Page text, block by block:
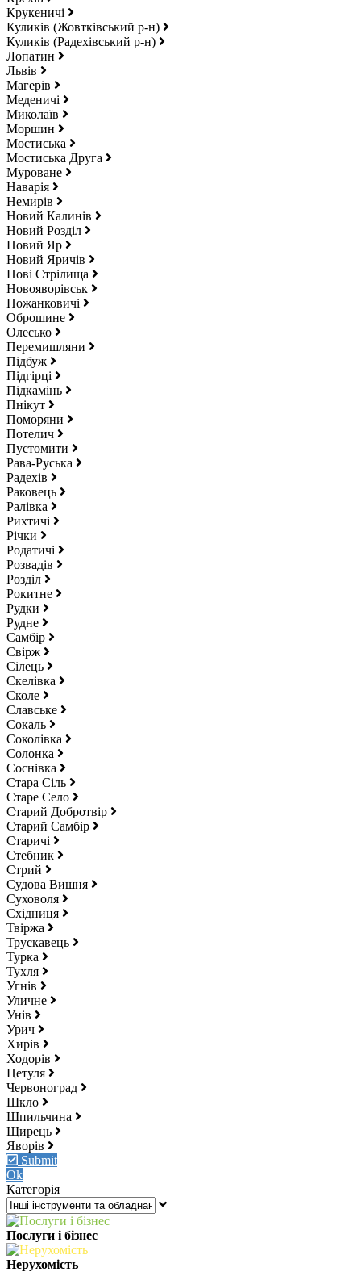
Крукеничі
Куликів (Жовтківський р-н)
Куликів (Радехівський р-н)
Лопатин
Львів
Магерів
Меденичі
Миколаїв
Моршин
Мостиська
Мостиська Друга
Муроване
Наварія
Немирів
Новий Калинів
Новий Розділ
Новий Яр
Новий Яричів
Нові Стрілища
Новояворівськ
Ножанковичі
Оброшине
Олесько
Перемишляни
Підбуж
Підгірці
Підкамінь
Пнікут
Поморяни
Потелич
Пустомити
Рава-Руська
Радехів
Раковець
Ралівка
Рихтичі
Річки
Родатичі
Розвадів
Розділ
Рокитне
Рудки
Рудне
Самбір
Свірж
Сілець
Скелівка
Сколе
Славське
Сокаль
Соколівка
Солонка
Соснівка
Стара Сіль
Старе Село
Старий Добротвір
Старий Самбір
Старичі
Стебник
Стрий
Судова Вишня
Суховоля
Східниця
Твіржа
Трускавець
Турка
Тухля
Угнів
Уличне
Унів
Урич
Хирів
Ходорів
Цетуля
Червоноград
Шкло
Шпильчина
Щирець
Яворів
Submit
Ok
Категорія
Послуги і бізнес
Нерухомість